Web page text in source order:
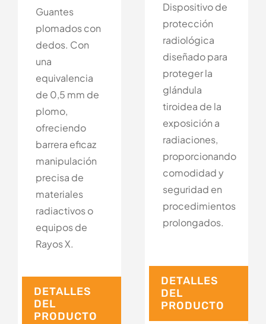
Guantes
plomados con
dedos. Con
una
equivalencia
de 0,5 mm de
plomo,
ofreciendo
barrera eficaz
manipulación
precisa de
materiales
radiactivos o
equipos de
Rayos X.
DETALLES
DEL
PRODUCTO
Dispositivo de
protección
radiológica
diseñado para
proteger la
glándula
tiroidea de la
exposición a
radiaciones,
proporcionando
comodidad y
seguridad en
procedimientos
prolongados.
DETALLES
DEL
PRODUCTO